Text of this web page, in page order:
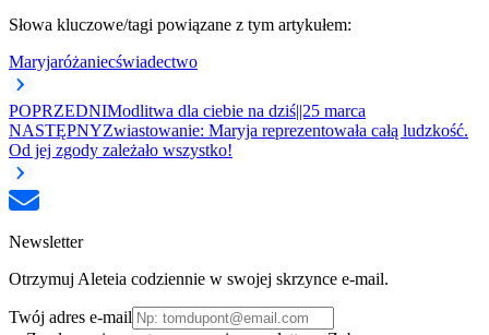
Słowa kluczowe/tagi powiązane z tym artykułem:
Maryjaróżaniecświadectwo
POPRZEDNIModlitwa dla ciebie na dziś||25 marca
NASTĘPNYZwiastowanie: Maryja reprezentowała całą ludzkość.
Od jej zgody zależało wszystko!
Newsletter
Otrzymuj Aleteia codziennie w swojej skrzynce e-mail.
Twój adres e-mail